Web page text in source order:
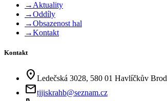
→ Aktuality
→Oddíly
→Obsazenost hal
→Kontakt
Kontakt
location_on Ledečská 3028, 580 01 Havlíčkův Brod
mailtjjiskrahb@seznam.cz